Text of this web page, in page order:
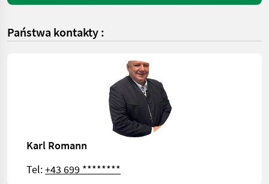
Państwa kontakty :
Karl Romann
Tel:+43 699 ********